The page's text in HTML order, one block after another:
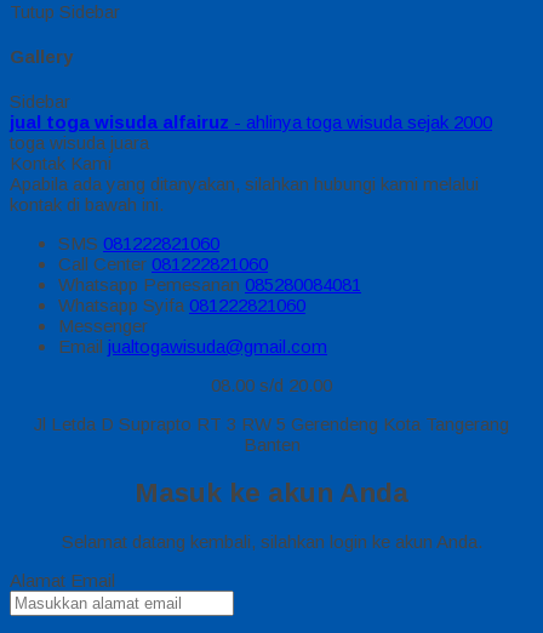
Tutup Sidebar
Gallery
Sidebar
jual toga wisuda alfairuz - ahlinya toga wisuda sejak 2000
toga wisuda juara
Kontak Kami
Apabila ada yang ditanyakan, silahkan hubungi kami melalui
kontak di bawah ini.
SMS 081222821060
Call Center 081222821060
Whatsapp Pemesanan 085280084081
Whatsapp Syifa 081222821060
Messenger
Email jualtogawisuda@gmail.com
08.00 s/d 20.00
Jl Letda D Suprapto RT 3 RW 5 Gerendeng Kota Tangerang
Banten
Masuk ke akun Anda
Selamat datang kembali, silahkan login ke akun Anda.
Alamat Email